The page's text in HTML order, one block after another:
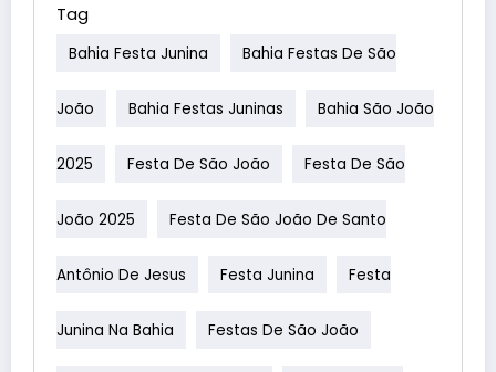
Tag
Bahia Festa Junina Bahia Festas De São
João Bahia Festas Juninas Bahia São João
2025 Festa De São João Festa De São
João 2025 Festa De São João De Santo
Antônio De Jesus Festa Junina Festa
Junina Na Bahia Festas De São João